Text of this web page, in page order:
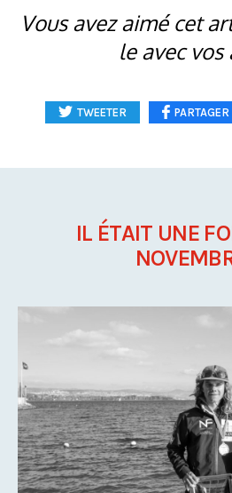
Vous avez aimé cet
le avec vos
TWEETER PARTAGER
IL ÉTAIT UNE